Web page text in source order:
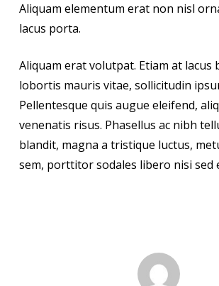
Aliquam elementum erat non nisl
lacus porta.
Aliquam erat volutpat. Etiam at lacus
lobortis mauris vitae, sollicitudin
Pellentesque quis augue eleifend,
venenatis risus. Phasellus ac nibh
blandit, magna a tristique luctus,
sem, porttitor sodales libero nisi sed